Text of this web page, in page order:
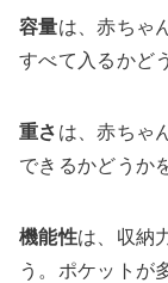
容量は、赤ちゃ
すべて入るかど
重さ は、赤ちゃ
できるかどうか
機能性は、収納
う。ポケットが